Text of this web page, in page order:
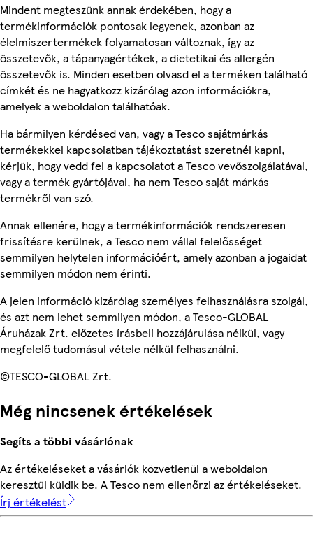
Mindent megteszünk annak érdekében, hogy a
termékinformációk pontosak legyenek, azonban az
élelmiszertermékek folyamatosan változnak, így az
összetevők, a tápanyagértékek, a dietetikai és allergén
összetevők is. Minden esetben olvasd el a terméken található
címkét és ne hagyatkozz kizárólag azon információkra,
amelyek a weboldalon találhatóak.
Ha bármilyen kérdésed van, vagy a Tesco sajátmárkás
termékekkel kapcsolatban tájékoztatást szeretnél kapni,
kérjük, hogy vedd fel a kapcsolatot a Tesco vevőszolgálatával,
vagy a termék gyártójával, ha nem Tesco saját márkás
termékről van szó.
Annak ellenére, hogy a termékinformációk rendszeresen
frissítésre kerülnek, a Tesco nem vállal felelősséget
semmilyen helytelen információért, amely azonban a jogaidat
semmilyen módon nem érinti.
A jelen információ kizárólag személyes felhasználásra szolgál,
és azt nem lehet semmilyen módon, a Tesco-GLOBAL
Áruházak Zrt. előzetes írásbeli hozzájárulása nélkül, vagy
megfelelő tudomásul vétele nélkül felhasználni.
©TESCO-GLOBAL Zrt.
Még nincsenek értékelések
Segíts a többi vásárlónak
Az értékeléseket a vásárlók közvetlenül a weboldalon
keresztül küldik be. A Tesco nem ellenőrzi az értékeléseket.
Írj értékelést